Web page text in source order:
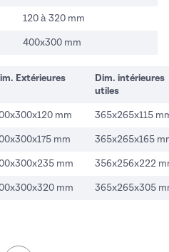
120 à 320 mm
400x300 mm
Extérieures
Dim. intérieures
utiles
mm 365x265x115
mm 365x265x165
mm 356x256x222
mm 365x265x305